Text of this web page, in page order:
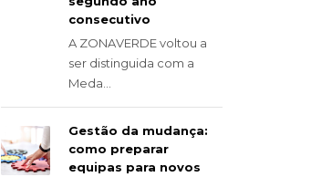
consecutivo
A ZONAVERDE voltou a
ser distinguida com a
Meda...
Gestão da mudança:
como preparar
equipas para novos